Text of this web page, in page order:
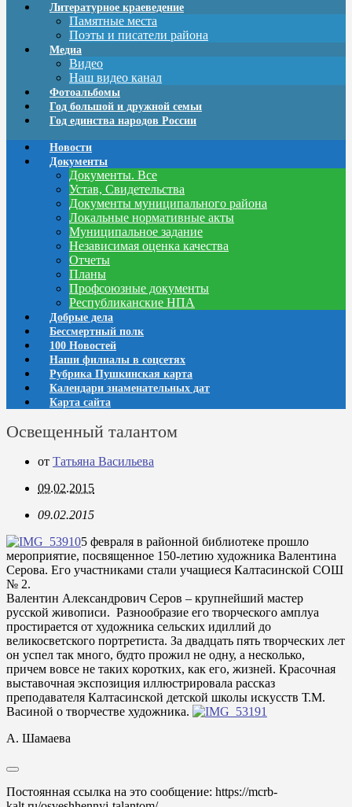
Литературное краеведение
Памятные места
Поэты и писатели района
Медиа
Видео
Наш видео канал
Фотоальбомы
Год большой и дружной семьи
Год единства народов России
Новости
Документы
Документы. Все
Устав, Свидетельства
Документы муниципального района
Локальные нормативные акты
Муниципальное задание
Независимая оценка качества
Отчеты
Планы
Профсоюзные документы
Республиканские НПА
Добрые дела
Бессмертный полк
100 Новостей
Наши филиалы в соцсетях
Рубрика Пушкинская карта
Календари знаменательных дат
Карта сайта
Освещенный талантом
от Татьяна Васильева
09.02.2015
09.02.2015
5 февраля в районной библиотеке прошло
мероприятие, посвященное 150-летию художника Валентина
Серова. Его участниками стали учащиеся Калтасинской СОШ
№ 2.
Валентин Александрович Серов – крупнейший мастер
русской живописи. Разнообразие его творческого амплуа
простирается от художника сельских идиллий до
великосветского портретиста. За двадцать пять творческих лет
он успел так много, будто прожил не одну, а несколько,
причем вовсе не таких коротких, как его, жизней. Красочная
выставочная экспозиция иллюстрировала рассказ
преподавателя Калтасинской детской школы искусств Т.М.
Васиной о творчестве художника.
А. Шамаева
Постоянная ссылка на это сообщение: https://mcrb-